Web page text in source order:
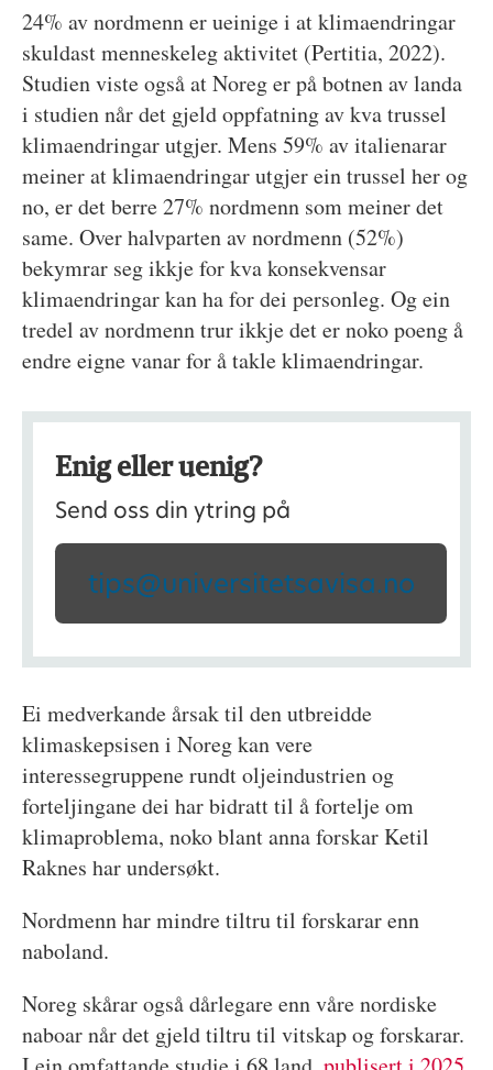
24% av nordmenn er ueinige i at klimaendringar
skuldast menneskeleg aktivitet (Pertitia, 2022).
Studien viste også at Noreg er på botnen av landa
i studien når det gjeld oppfatning av kva trussel
klimaendringar utgjer. Mens 59% av italienarar
meiner at klimaendringar utgjer ein trussel her og
no, er det berre 27% nordmenn som meiner det
same. Over halvparten av nordmenn (52%)
bekymrar seg ikkje for kva konsekvensar
klimaendringar kan ha for dei personleg. Og ein
tredel av nordmenn trur ikkje det er noko poeng å
endre eigne vanar for å takle klimaendringar.
Enig eller uenig?
Send oss din ytring på
tips@universitetsavisa.no
Ei medverkande årsak til den utbreidde
klimaskepsisen i Noreg kan vere
interessegruppene rundt oljeindustrien og
forteljingane dei har bidratt til å fortelje om
klimaproblema, noko blant anna forskar Ketil
Raknes har undersøkt.
Nordmenn har mindre tiltru til forskarar enn
naboland.
Noreg skårar også dårlegare enn våre nordiske
naboar når det gjeld tiltru til vitskap og forskarar.